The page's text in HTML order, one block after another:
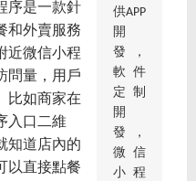
序是一款針
和外賣服務
近微信小程
問量，用戶
比如商家在
入口二維
知道店內的
以直接點餐
供APP
開
發，
軟件
定制
開
發，
微信
小程